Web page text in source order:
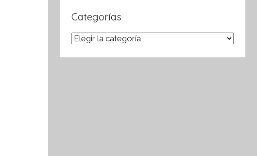
Categorías
Categorías